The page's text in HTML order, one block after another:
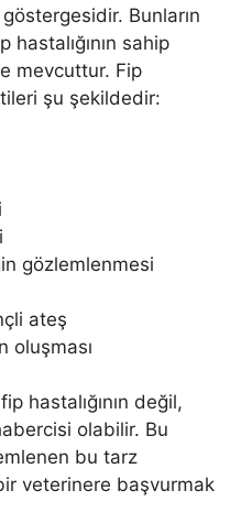
Bunların
hastalığının sahip
mevcuttur. Fip
şu şekildedir:
gözlemlenmesi
ateş
oluşması
hastalığının değil,
olabilir. Bu
bu tarz
veterinere başvurmak